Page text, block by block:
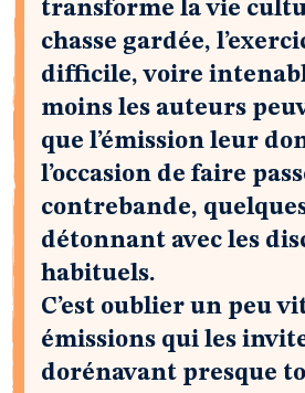
transforme la vie
chasse gardée,
difficile, voire
moins les auteurs
que l’émission leur
l’occasion de faire
contrebande,
détonnant avec les
habituels.
C’est oublier un peu
émissions qui les
dorénavant presque